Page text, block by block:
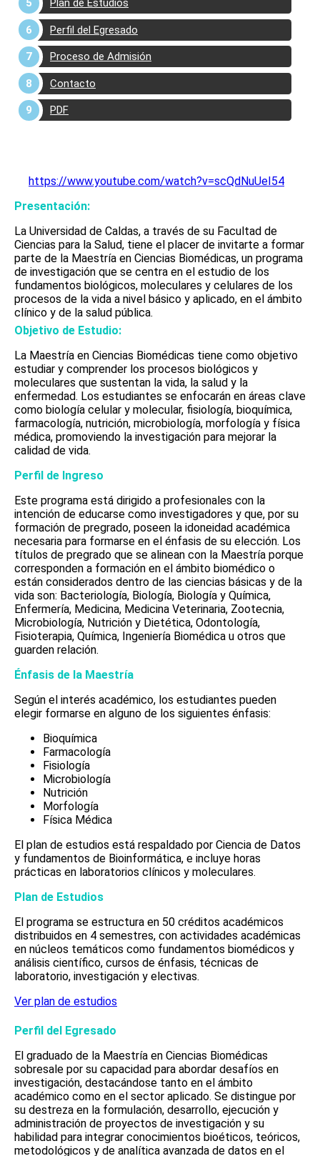
Plan de Estudios
Perfil del Egresado
Proceso de Admisión
Contacto
PDF
https://www.youtube.com/watch?v=scQdNuUeI54
Presentación:
La Universidad de Caldas, a través de su Facultad de
Ciencias para la Salud, tiene el placer de invitarte a formar
parte de la Maestría en Ciencias Biomédicas, un programa
de investigación que se centra en el estudio de los
fundamentos biológicos, moleculares y celulares de los
procesos de la vida a nivel básico y aplicado, en el ámbito
clínico y de la salud pública.
Objetivo de Estudio:
La Maestría en Ciencias Biomédicas tiene como objetivo
estudiar y comprender los procesos biológicos y
moleculares que sustentan la vida, la salud y la
enfermedad. Los estudiantes se enfocarán en áreas clave
como biología celular y molecular, fisiología, bioquímica,
farmacología, nutrición, microbiología, morfología y física
médica, promoviendo la investigación para mejorar la
calidad de vida.
Perfil de Ingreso
Este programa está dirigido a profesionales con la
intención de educarse como investigadores y que, por su
formación de pregrado, poseen la idoneidad académica
necesaria para formarse en el énfasis de su elección. Los
títulos de pregrado que se alinean con la Maestría porque
corresponden a formación en el ámbito biomédico o
están considerados dentro de las ciencias básicas y de la
vida son: Bacteriología, Biología, Biología y Química,
Enfermería, Medicina, Medicina Veterinaria, Zootecnia,
Microbiología, Nutrición y Dietética, Odontología,
Fisioterapia, Química, Ingeniería Biomédica u otros que
guarden relación.
Énfasis de la Maestría
Según el interés académico, los estudiantes pueden
elegir formarse en alguno de los siguientes énfasis:
Bioquímica
Farmacología
Fisiología
Microbiología
Nutrición
Morfología
Física Médica
El plan de estudios está respaldado por Ciencia de Datos
y fundamentos de Bioinformática, e incluye horas
prácticas en laboratorios clínicos y moleculares.
Plan de Estudios
El programa se estructura en 50 créditos académicos
distribuidos en 4 semestres, con actividades académicas
en núcleos temáticos como fundamentos biomédicos y
análisis científico, cursos de énfasis, técnicas de
laboratorio, investigación y electivas.
Ver plan de estudios
Perfil del Egresado
El graduado de la Maestría en Ciencias Biomédicas
sobresale por su capacidad para abordar desafíos en
investigación, destacándose tanto en el ámbito
académico como en el sector aplicado. Se distingue por
su destreza en la formulación, desarrollo, ejecución y
administración de proyectos de investigación y su
habilidad para integrar conocimientos bioéticos, teóricos,
metodológicos y de analítica avanzada de datos en el